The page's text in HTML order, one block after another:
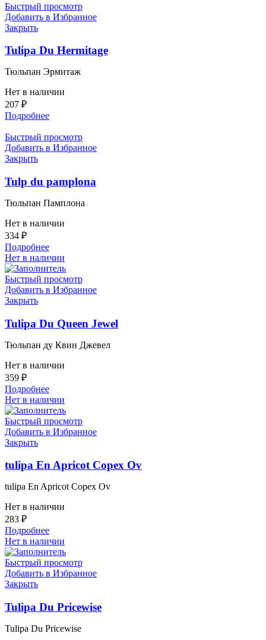
Быстрый просмотр
Добавить в Избранное
Закрыть
Tulipa Du Hermitage
Тюльпан Эрмитаж
Нет в наличии
207 ₽
Подробнее
Быстрый просмотр
Добавить в Избранное
Закрыть
Tulp du pamplona
Тюльпан Памплона
Нет в наличии
334 ₽
Подробнее
Нет в наличии
Быстрый просмотр
Добавить в Избранное
Закрыть
Tulipa Du Queen Jewel
Тюльпан ду Квин Джевел
Нет в наличии
359 ₽
Подробнее
Нет в наличии
Быстрый просмотр
Добавить в Избранное
Закрыть
tulipa En Apricot Copex Ov
tulipa En Apricot Copex Ov
Нет в наличии
283 ₽
Подробнее
Нет в наличии
Быстрый просмотр
Добавить в Избранное
Закрыть
Tulipa Du Pricewise
Tulipa Du Pricewise